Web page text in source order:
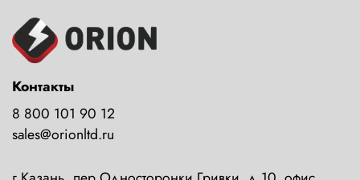
Контакты
8 800 101 90 12
sales@orionltd.ru